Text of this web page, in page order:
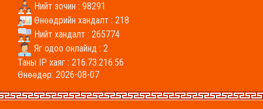
bolovsrol.gs.gov.mn
----------------------------------------------------------------
-----
Байгаль орчин аялал жуулчлалын газар
baigal.gs.gov.mn/
-----
Нийт зочин : 98291
Өнөөдрийн хандалт : 218
Нийт хандалт : 265774
Яг одоо онлайнд : 2
Таны IP хаяг : 216.73.216.56
Өнөөдөр: 2026-08-07